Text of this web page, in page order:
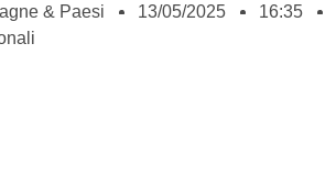
& Paesi 13/05/2025
16:35